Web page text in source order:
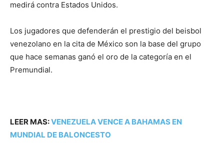
medirá contra Estados Unidos.
Los jugadores que defenderán el prestigio del beisbol
venezolano en la cita de México son la base del grupo
que hace semanas ganó el oro de la categoría en el
Premundial.
LEER MAS:VENEZUELA VENCE A BAHAMAS EN
MUNDIAL DE BALONCESTO